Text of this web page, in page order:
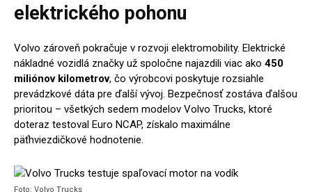
elektrického pohonu
Volvo zároveň pokračuje v rozvoji elektromobility. Elektrické
nákladné vozidlá značky už spoločne najazdili viac ako 450
miliónov kilometrov, čo výrobcovi poskytuje rozsiahle
prevádzkové dáta pre ďalší vývoj. Bezpečnosť zostáva ďalšou
prioritou – všetkých sedem modelov Volvo Trucks, ktoré
doteraz testoval Euro NCAP, získalo maximálne
päťhviezdičkové hodnotenie.
Foto: Volvo Trucks